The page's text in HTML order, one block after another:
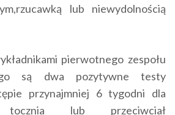
lub niewydolnością
pierwotnego zespołu
są dwa pozytywne testy
przynajmniej 6 tygodni dla
tocznia lub przeciwciał